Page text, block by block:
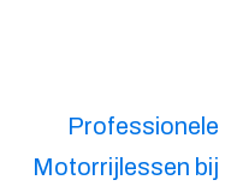
Professionele
Motorrijlessen bij